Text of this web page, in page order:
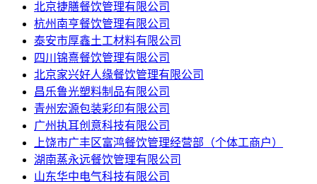
北京捷膳餐饮管理有限公司
杭州南亨餐饮管理有限公司
泰安市厚鑫土工材料有限公司
四川锦熹餐饮管理有限公司
北京家兴好人缘餐饮管理有限公司
昌乐鲁光塑料制品有限公司
青州宏源包装彩印有限公司
广州执耳创意科技有限公司
上饶市广丰区富鸿餐饮管理经营部（个体工商户）
湖南蒸永远餐饮管理有限公司
山东华中电气科技有限公司